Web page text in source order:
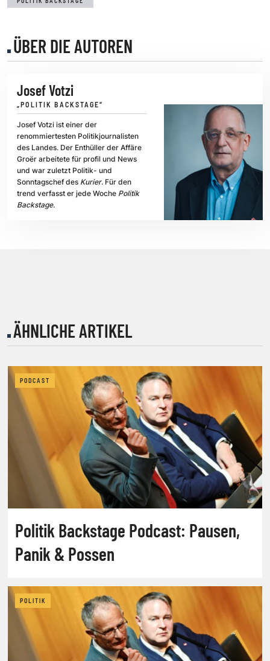
ÜBER DIE AUTOREN
Josef Votzi
„POLITIK BACKSTAGE“
Josef Votzi ist einer der
renommiertesten Politikjournalisten
des Landes. Der Enthüller der Affäre
Groër arbeitete für profil und News
und war zuletzt Politik- und
Sonntagschef des Kurier. Für den
trend verfasst er jede Woche Politik
Backstage.
ÄHNLICHE ARTIKEL
PODCAST
Politik Backstage Podcast: Pausen,
Panik & Possen
POLITIK